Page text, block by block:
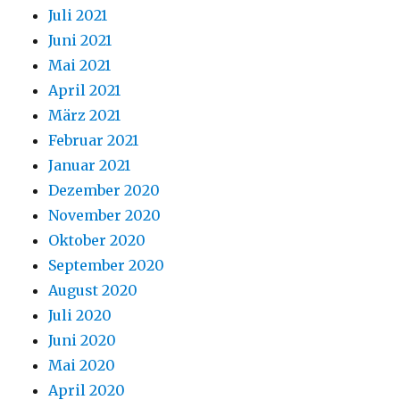
Juli 2021
Juni 2021
Mai 2021
April 2021
März 2021
Februar 2021
Januar 2021
Dezember 2020
November 2020
Oktober 2020
September 2020
August 2020
Juli 2020
Juni 2020
Mai 2020
April 2020